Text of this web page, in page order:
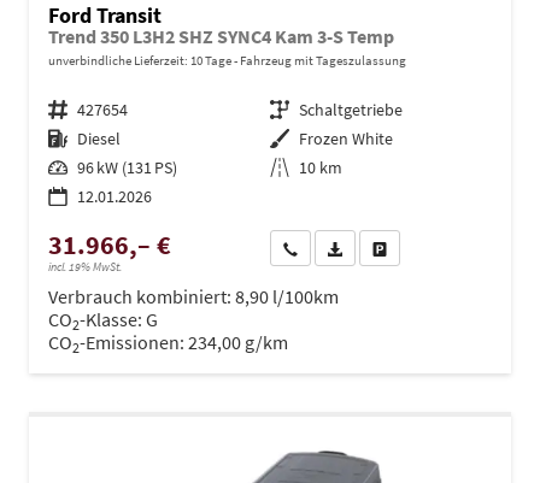
Ford Transit
Trend 350 L3H2 SHZ SYNC4 Kam 3-S Temp
unverbindliche Lieferzeit: 10 Tage Fahrzeug mit Tageszulassung
Fahrzeugnr. 427654 Getriebe Schaltgetriebe
Kraftstoff Diesel Außenfarbe Frozen White
Leistung 96 kW (131 PS) Kilometerstand 10 km
12.01.2026
31.966,– €
incl. 19% MwSt.
Wir rufen Sie anPDF-Datei, Fahrzeugexposé
Verbrauch kombiniert: 8,90 l/100km
CO2-Klasse: G
CO2-Emissionen: 234,00 g/km